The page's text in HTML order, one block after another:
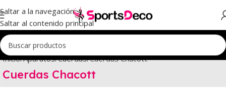
Saltar a la navegación
Saltar al contenido principal
Inicio Aparatos Cuerdas Cuerdas Chacott
Cuerdas Chacott